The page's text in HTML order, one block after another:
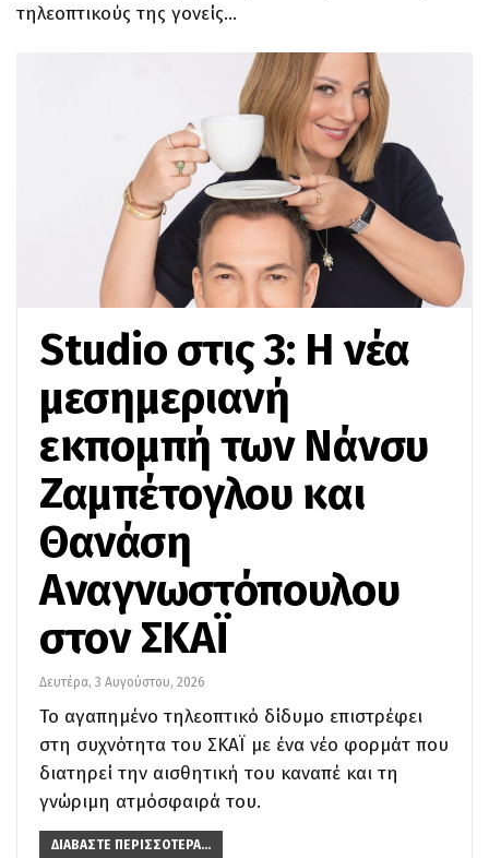
τηλεοπτικούς της γονείς…
Studio στις 3: Η νέα
μεσημεριανή
εκπομπή των Νάνσυ
Ζαμπέτογλου και
Θανάση
Αναγνωστόπουλου
στον ΣΚΑΪ
Δευτέρα, 3 Αυγούστου, 2026
Το αγαπημένο τηλεοπτικό δίδυμο επιστρέφει
στη συχνότητα του ΣΚΑΪ με ένα νέο φορμάτ που
διατηρεί την αισθητική του καναπέ και τη
γνώριμη ατμόσφαιρά του.
ΔΙΑΒΆΣΤΕ ΠΕΡΙΣΣΌΤΕΡΑ...